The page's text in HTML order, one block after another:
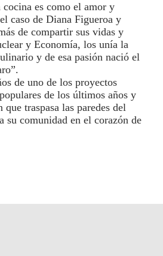
es como el amor y
caso de Diana Figueroa y
de compartir sus vidas y
y Economía, los unía la
y de esa pasión nació el
de uno de los proyectos
de los últimos años y
que traspasa las paredes del
su comunidad en el corazón de